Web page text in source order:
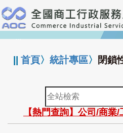
跳
到
主
要
:::
||首頁〉統計專區〉 閉鎖
全
站
檢
索
【熱門查詢】公司/商業